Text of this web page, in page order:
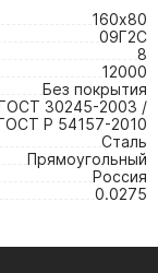
160х80
09Г2С
8
12000
Без покрытия
30245-2003 /
Р 54157-2010
Сталь
Прямоугольный
Россия
0.0275